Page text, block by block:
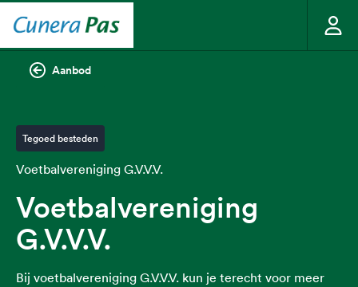
Aanbod
Tegoed besteden
Voetbalvereniging G.V.V.V.
Voetbalvereniging
G.V.V.V.
Bij voetbalvereniging G.V.V.V. kun je terecht voor meer